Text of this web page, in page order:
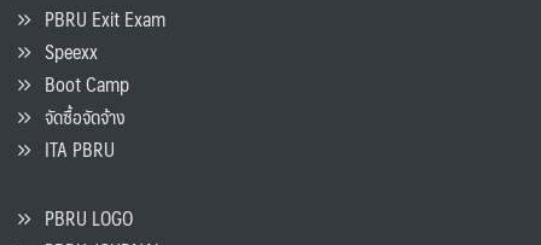
PBRU Exit Exam
Speexx
Boot Camp
จัดซื้อจัดจ้าง
ITA PBRU
PBRU LOGO